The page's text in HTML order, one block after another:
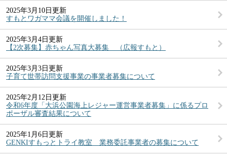
2025年3月10日更新
すもとワガママ会議を開催しました！
2025年3月4日更新
【2次募集】赤ちゃん写真大募集 （広報すもと）
2025年3月3日更新
子育て世帯訪問支援事業の事業者募集について
2025年2月12日更新
令和6年度「大浜公園海上レジャー運営事業者募集」に係るプロ
ポーザル審査結果について
2025年1月6日更新
GENKIすもっとトライ教室 業務委託事業者の募集について